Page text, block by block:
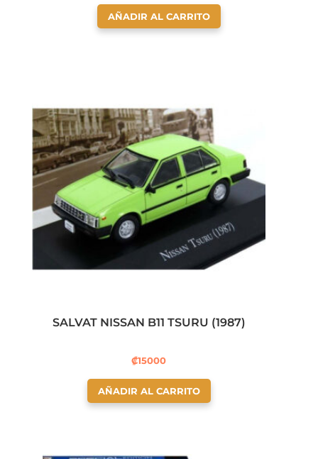
AÑADIR AL CARRITO
SALVAT NISSAN B11 TSURU (1987)
₡15000
AÑADIR AL CARRITO